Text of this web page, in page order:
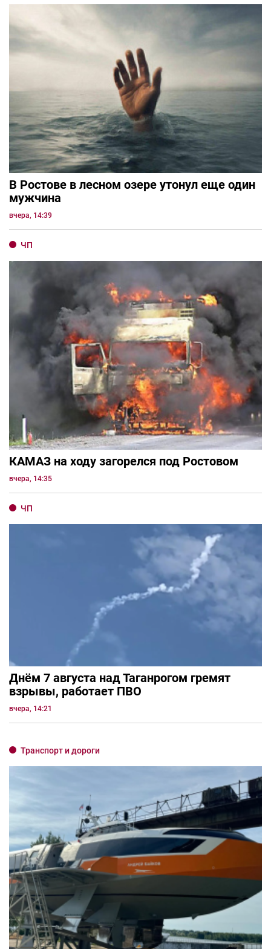
В Ростове в лесном озере утонул еще один
мужчина
вчера, 14:39
ЧП
КАМАЗ на ходу загорелся под Ростовом
вчера, 14:35
ЧП
Днём 7 августа над Таганрогом гремят
взрывы, работает ПВО
вчера, 14:21
Транспорт и дороги